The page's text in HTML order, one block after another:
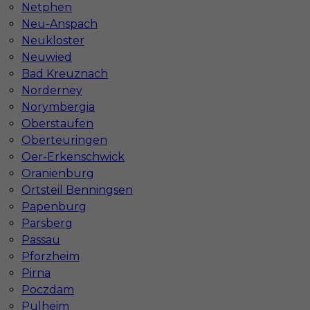
Netphen
Neu-Anspach
Neukloster
Neuwied
Bad Kreuznach
Norderney
Norymbergia
Oberstaufen
Oberteuringen
Oer-Erkenschwick
Oranienburg
Ortsteil Benningsen
Papenburg
Parsberg
Passau
Pforzheim
Pirna
Poczdam
Pulheim
Czy praca w Niemczech bez języka jest
możliwa?
Mapa ofert pracy
Mapa kategorii
Informacje w sprawie pracy